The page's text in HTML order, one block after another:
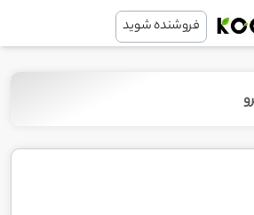
فروشنده شوید